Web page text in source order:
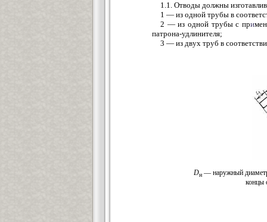
1.1. Отводы должны
1 — из одной трубы в
2 — из одной трубы с при
патрона-удлинителя;
3 — из двух труб в
Dн — наружный
концы